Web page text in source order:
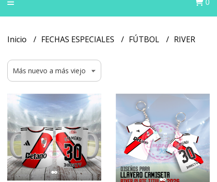
Inicio FECHAS ESPECIALES FÚTBOL RIVER